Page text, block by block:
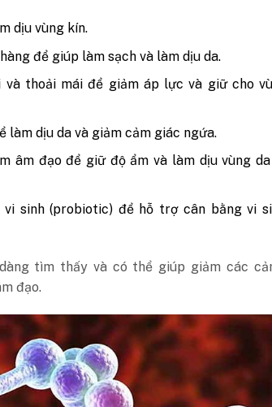
dịu vùng kín.
để giúp làm sạch và làm dịu da.
và thoải mái để giảm áp lực và giữ cho
làm dịu da và giảm cảm giác ngứa.
âm đạo để giữ độ ẩm và làm dịu vùng
vi sinh (probiotic) để hỗ trợ cân bằng vi
tìm thấy và có thể giúp giảm các
đạo.